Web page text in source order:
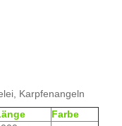
Karpfenangeln
Farbe